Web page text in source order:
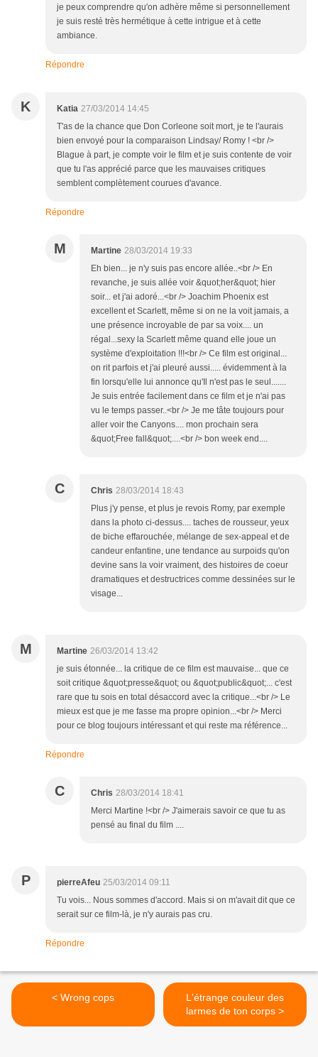
je peux comprendre qu'on adhère même si personnellement
je suis resté très hermétique à cette intrigue et à cette
ambiance.
Répondre
K Katia 27/03/2014 14:45
T'as de la chance que Don Corleone soit mort, je te l'aurais
bien envoyé pour la comparaison Lindsay/ Romy ! <br />
Blague à part, je compte voir le film et je suis contente de voir
que tu l'as apprécié parce que les mauvaises critiques
semblent complètement courues d'avance.
Répondre
M Martine 28/03/2014 19:33
Eh bien... je n'y suis pas encore allée..<br /> En
revanche, je suis allée voir &quot;her&quot; hier
soir... et j'ai adoré...<br /> Joachim Phoenix est
excellent et Scarlett, même si on ne la voit jamais, a
une présence incroyable de par sa voix.... un
régal...sexy la Scarlett même quand elle joue un
système d'exploitation !!!<br /> Ce film est original...
on rit parfois et j'ai pleuré aussi..... évidemment à la
fin lorsqu'elle lui annonce qu'Il n'est pas le seul.......
Je suis entrée facilement dans ce film et je n'ai pas
vu le temps passer..<br /> Je me tâte toujours pour
aller voir the Canyons.... mon prochain sera
&quot;Free fall&quot;....<br /> bon week end....
C Chris 28/03/2014 18:43
Plus j'y pense, et plus je revois Romy, par exemple
dans la photo ci-dessus.... taches de rousseur, yeux
de biche effarouchée, mélange de sex-appeal et de
candeur enfantine, une tendance au surpoids qu'on
devine sans la voir vraiment, des histoires de coeur
dramatiques et destructrices comme dessinées sur le
visage...
M Martine 26/03/2014 13:42
je suis étonnée... la critique de ce film est mauvaise... que ce
soit critique &quot;presse&quot; ou &quot;public&quot;... c'est
rare que tu sois en total désaccord avec la critique...<br /> Le
mieux est que je me fasse ma propre opinion...<br /> Merci
pour ce blog toujours intéressant et qui reste ma référence...
Répondre
C Chris 28/03/2014 18:41
Merci Martine !<br /> J'aimerais savoir ce que tu as
pensé au final du film ....
P pierreAfeu 25/03/2014 09:11
Tu vois... Nous sommes d'accord. Mais si on m'avait dit que ce
serait sur ce film-là, je n'y aurais pas cru.
Répondre
< Wrong cops
L'étrange couleur des
larmes de ton corps >